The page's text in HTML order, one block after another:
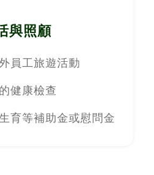
與照顧
員工旅遊活動
健康檢查
育等補助金或慰問金